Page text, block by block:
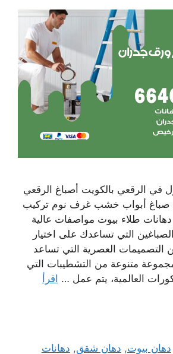
في الرقعي بالكويت أصباغ الرقعي
صباغ أبواب خشب غرف نوم تركيب
طلاء بيوت مواصفات عالية
التي تساعدك على اختيار
التصميمات العصرية التي تساعد
متنوعة من التشطيبات التي
العالمية، يتم عمل … اقرأ
دهان بيوت, دهان شقق, دهانات